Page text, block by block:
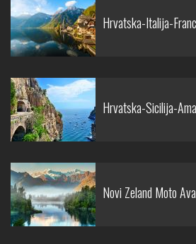
Hrvatska-Italija-
Hrvatska-Sicilija-
Novi Zeland Moto